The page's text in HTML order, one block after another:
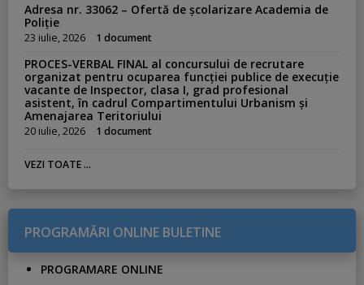
Adresa nr. 33062 – Ofertă de școlarizare Academia de
Poliție
23 iulie, 2026 1 document
PROCES-VERBAL FINAL al concursului de recrutare
organizat pentru ocuparea funcției publice de execuție
vacante de Inspector, clasa I, grad profesional
asistent, în cadrul Compartimentului Urbanism și
Amenajarea Teritoriului
20 iulie, 2026 1 document
VEZI TOATE ...
PROGRAMĂRI ONLINE BULETINE
PROGRAMARE ONLINE